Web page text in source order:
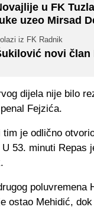
u FK
uzeo Mirsad
iz FK Radnik
novi član
dijela nije bilo
Fejzića.
tim je odlično
U 53. minuti Repas
ostao Mehidić,